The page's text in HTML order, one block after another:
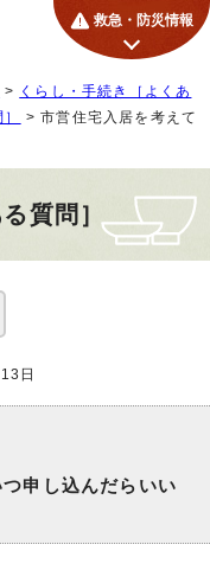
救急・防災情報
> くらし・手続き［よくあ
> 市営住宅入居を考えて
質問］
日
申し込んだらいい